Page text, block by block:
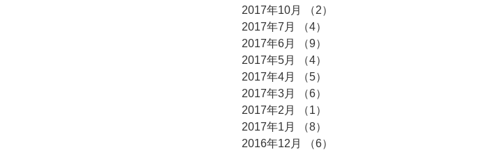
2017年10月
（2）
2017年7月
（4）
2017年6月
（9）
2017年5月
（4）
2017年4月
（5）
2017年3月
（6）
2017年2月
（1）
2017年1月
（8）
2016年12月
（6）